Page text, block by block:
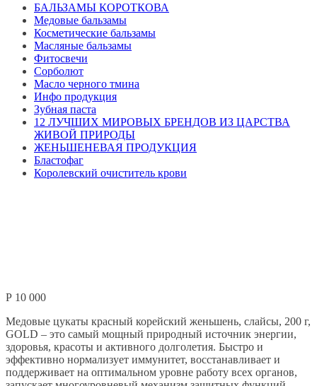
БАЛЬЗАМЫ КОРОТКОВА
Медовые бальзамы
Косметические бальзамы
Масляные бальзамы
Фитосвечи
Сорболют
Масло черного тмина
Инфо продукция
Зубная паста
12 ЛУЧШИХ МИРОВЫХ БРЕНДОВ ИЗ ЦАРСТВА
ЖИВОЙ ПРИРОДЫ
ЖЕНЬШЕНЕВАЯ ПРОДУКЦИЯ
Бластофаг
Королевский очиститель крови
Р 10 000
Медовые цукаты красный корейский женьшень, слайсы, 200 г,
GOLD – это самый мощный природный источник энергии,
здоровья, красоты и активного долголетия. Быстро и
эффективно нормализует иммунитет, восстанавливает и
поддерживает на оптимальном уровне работу всех органов,